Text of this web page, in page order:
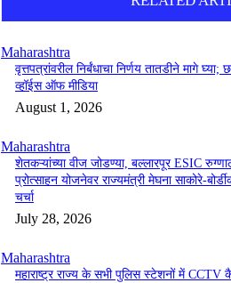
Maharashtra
वृत्तपत्रांवरील निर्बंधाचा निर्णय तातडीने मागे
व्हॉईस ऑफ मीडिया
August 1, 2026
Maharashtra
शेतकऱ्यांच्या वीज जोडण्या, बल्लारपूर ESIC
प्रोत्साहन योजनेवर राज्यमंत्री मेघना साकोरे-
चर्चा
July 28, 2026
Maharashtra
महाराष्ट्र राज्य के सभी पुलिस स्टेशनों में CCTV